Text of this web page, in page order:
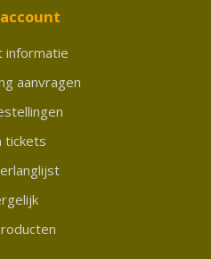
informatie
aanvragen
tickets